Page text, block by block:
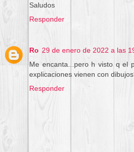
Saludos
Responder
Ro 29 de enero de 2022 a las
Me encanta...pero h visto q el
explicaciones vienen con
Responder